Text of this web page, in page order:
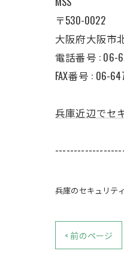
〒530-0022
大阪府大阪市
電話番号 : 06-
FAX番号 : 06-
兵庫近辺でセ
兵庫のセキュリティ
< 前のページ